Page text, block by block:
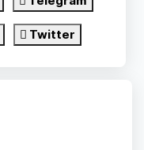
Twitter